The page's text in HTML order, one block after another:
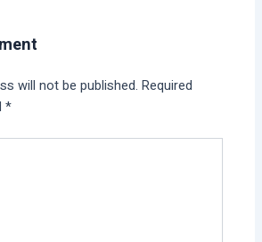
will not be published. Required
*